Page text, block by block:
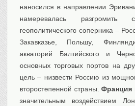
наносился в направлении
намеревалась разгромить
геополитического соперника –
Закавказье, Польшу,
акваторий Балтийского и
основных торговых портов на
цель – низвести Россию из
второстепенной страны.Франция
значительным воздействием